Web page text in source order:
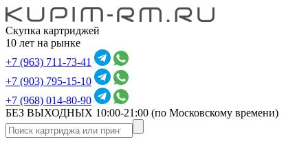
Скупка картриджей
10 лет на рынке
+7 (963) 711-73-41
+7 (903) 795-15-10
+7 (968) 014-80-90
БЕЗ ВЫХОДНЫХ 10:00-21:00 (по Московскому времени)